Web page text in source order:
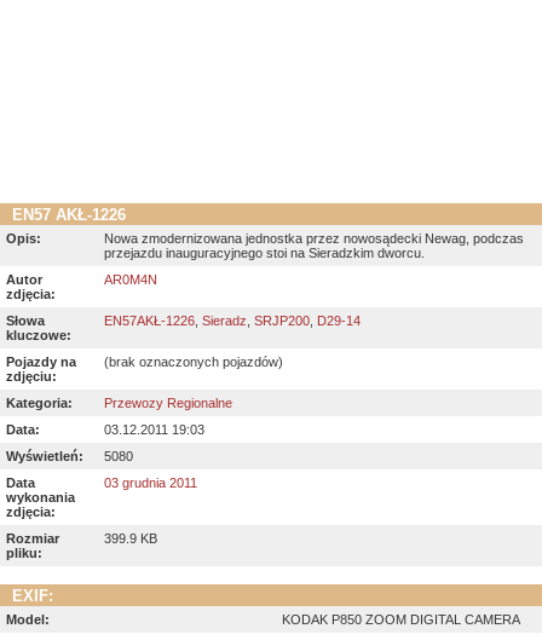
EN57 AKŁ-1226
Opis:
Nowa zmodernizowana jednostka przez nowosądecki Newag, podczas
przejazdu inauguracyjnego stoi na Sieradzkim dworcu.
Autor
zdjęcia:
AR0M4N
Słowa
kluczowe:
EN57AKŁ-1226 Sieradz SRJP200 D29-14
Pojazdy na
zdjęciu:
(brak oznaczonych pojazdów)
Kategoria:
Przewozy Regionalne
Data:
03.12.2011 19:03
Wyświetleń:
5080
Data
wykonania
zdjęcia:
03 grudnia 2011
Rozmiar
pliku:
399.9 KB
EXIF:
Model:
KODAK P850 ZOOM DIGITAL CAMERA